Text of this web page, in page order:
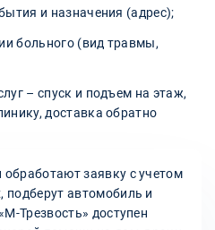
и назначения (адрес);
больного (вид травмы,
– спуск и подъем на этаж,
доставка обратно
заявку с учетом
подберут автомобиль и
Трезвость» доступен